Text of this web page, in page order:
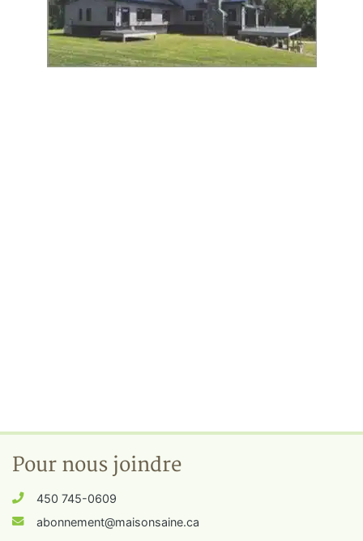
Pour nous joindre
450 745-0609
abonnement@maisonsaine.ca